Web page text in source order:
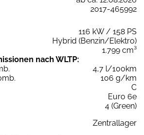
2017-465992
116 kW / 158 PS
Hybrid (Benzin/Elektro)
1.799 cm³
nach WLTP:
4,7 l/100km
106 g/km
C
Euro 6e
4 (Green)
Zentrallager